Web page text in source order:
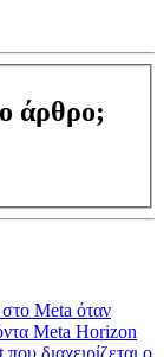
άρθρο;
στο Meta όταν
Meta Horizon